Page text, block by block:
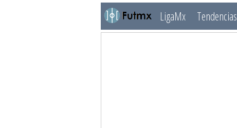
LigaMx Tendencias